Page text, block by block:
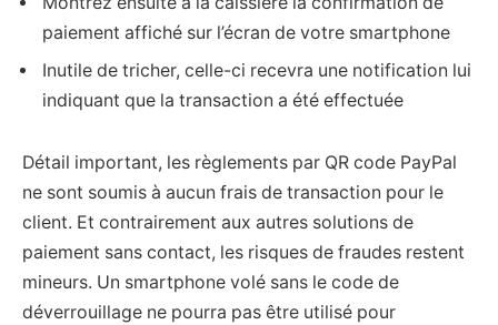
paiement affiché sur l’écran de votre smartphone
Inutile de tricher, celle-ci recevra une notification lui
indiquant que la transaction a été effectuée
Détail important, les règlements par QR code PayPal
ne sont soumis à aucun frais de transaction pour le
client. Et contrairement aux autres solutions de
paiement sans contact, les risques de fraudes restent
mineurs. Un smartphone volé sans le code de
déverrouillage ne pourra pas être utilisé pour